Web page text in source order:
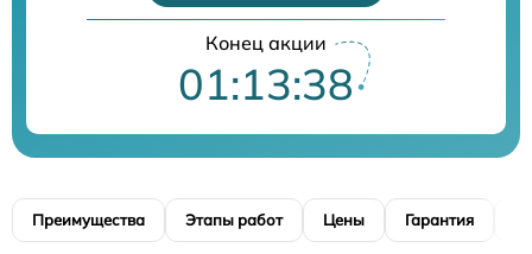
Конец акции
01:13:37
Преимущества Этапы работ Цены Гарантия